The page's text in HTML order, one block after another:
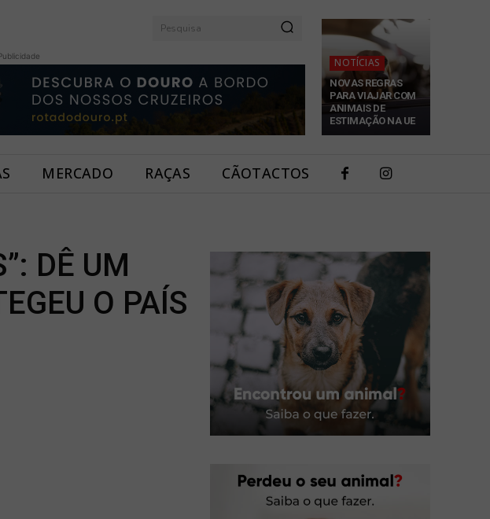
Pesquisa
NOTÍCIAS
NOVAS REGRAS
PARA VIAJAR COM
ANIMAIS DE
ESTIMAÇÃO NA UE
MERCADO RAÇAS CÃOTACTOS
DÊ UM
O PAÍS